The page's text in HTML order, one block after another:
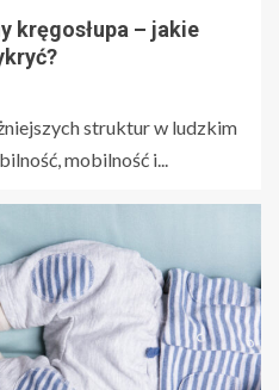
kręgosłupa – jakie
struktur w ludzkim
mobilność i...